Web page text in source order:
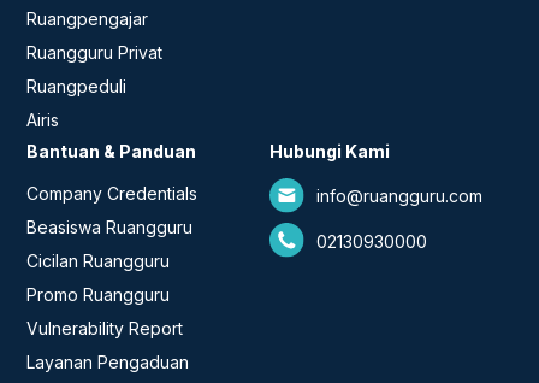
Ruangpengajar
Ruangguru Privat
Ruangpeduli
Airis
Bantuan & Panduan
Company Credentials
Beasiswa Ruangguru
Cicilan Ruangguru
Promo Ruangguru
Vulnerability Report
Layanan Pengaduan
Hubungi Kami
info@ruangguru.com
02130930000